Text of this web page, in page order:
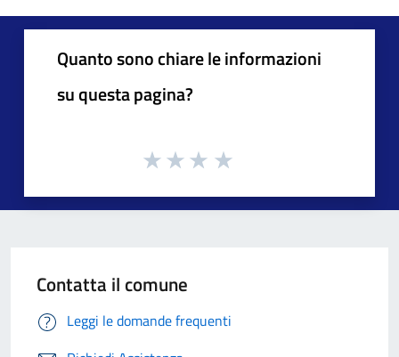
Quanto sono chiare le informazioni
su questa pagina?
Contatta il comune
Leggi le domande frequenti